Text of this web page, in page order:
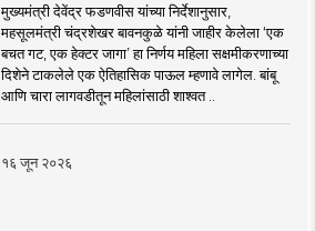
मुख्यमंत्री देवेंद्र फडणवीस यांच्या निर्देशानुसार,
महसूलमंत्री चंद्रशेखर बावनकुळे यांनी जाहीर केलेला ‘एक
बचत गट, एक हेक्टर जागा’ हा निर्णय महिला सक्षमीकरणाच्या
दिशेने टाकलेले एक ऐतिहासिक पाऊल म्हणावे लागेल. बांबू
आणि चारा लागवडीतून महिलांसाठी शाश्वत ..
१६ जून २०२६